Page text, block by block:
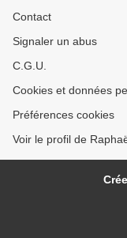
Contact
Signaler un abus
C.G.U.
Cookies et données
Préférences cookies
Voir le profil de